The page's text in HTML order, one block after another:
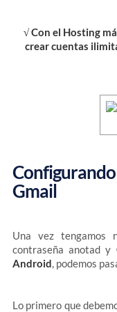
√ Con el Hosting
crear cuentas
Gmail
Una vez tengamos
contraseña anotad y
Android, podemos
Lo primero que